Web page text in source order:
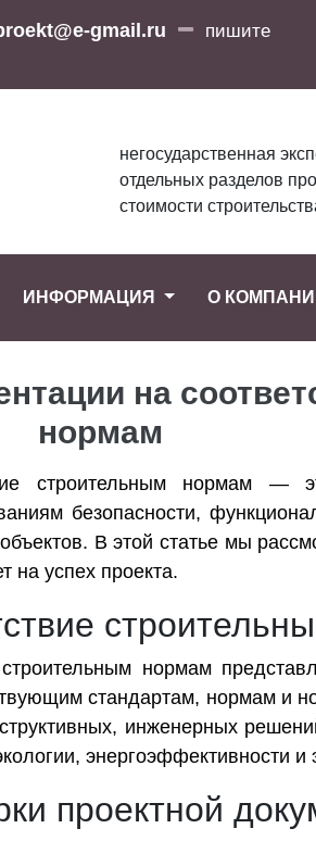
gmail.ru
пишите
негосударственная
отдельных разделов
стоимости
ИНФОРМАЦИЯ О
на
нормам
строительным нормам —
безопасности,
В этой статье мы
на успех проекта.
нормам
стандартам, нормам и
инженерных
энергоэффективности и
проектной